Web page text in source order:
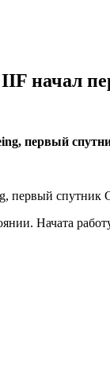
начал
первый
первый спутник
Начата